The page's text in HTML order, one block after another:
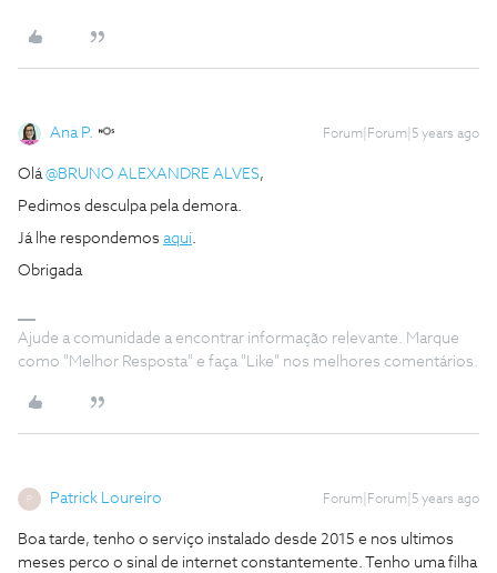
Ana P. Forum|Forum|5 years ago
Olá@BRUNO ALEXANDRE ALVES,
Pedimos desculpa pela demora.
Já lhe respondemos aqui.
Obrigada
Ajude a comunidade a encontrar informação relevante. Marque
como "Melhor Resposta" e faça "Like" nos melhores comentários.
Patrick Loureiro Forum|Forum|5 years ago
Boa tarde, tenho o serviço instalado desde 2015 e nos ultimos
meses perco o sinal de internet constantemente. Tenho uma filha